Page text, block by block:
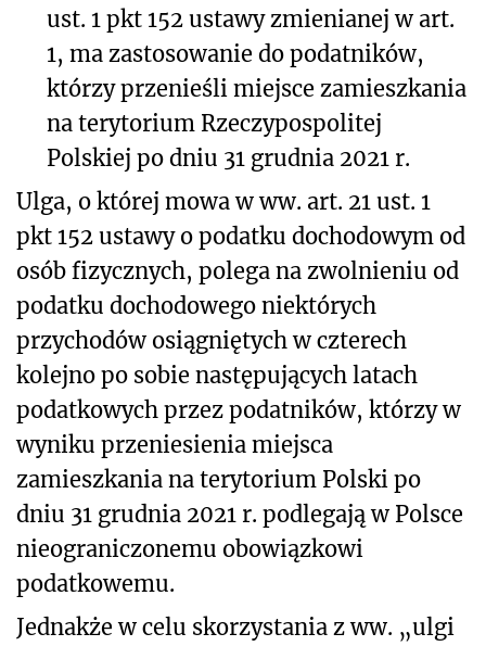
ust. 1 pkt 152 ustawy zmienianej w art.
1, ma zastosowanie do podatników,
którzy przenieśli miejsce zamieszkania
na terytorium Rzeczypospolitej
Polskiej po dniu 31 grudnia 2021 r.
Ulga, o której mowa w ww. art. 21 ust. 1
pkt 152 ustawy o podatku dochodowym od
osób fizycznych, polega na zwolnieniu od
podatku dochodowego niektórych
przychodów osiągniętych w czterech
kolejno po sobie następujących latach
podatkowych przez podatników, którzy w
wyniku przeniesienia miejsca
zamieszkania na terytorium Polski po
dniu 31 grudnia 2021 r. podlegają w Polsce
nieograniczonemu obowiązkowi
podatkowemu.
Jednakże w celu skorzystania z ww. „ulgi